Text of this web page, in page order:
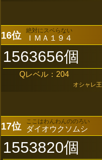
16位 絶対にスベらない
ＩＭＡ１９４
1563656個
Qレベル：204
オシャレ王
17位 ここはわんわんののろい
ダイオウクソムシ
1553820個